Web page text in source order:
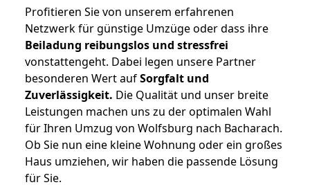
Profitieren Sie von unserem erfahrenen
Netzwerk für günstige Umzüge oder dass ihre
Beiladung reibungslos und stressfrei
vonstattengeht. Dabei legen unsere Partner
besonderen Wert aufSorgfalt und
Zuverlässigkeit. Die Qualität und unser breite
Leistungen machen uns zu der optimalen Wahl
für Ihren Umzug von Wolfsburg nach Bacharach.
Ob Sie nun eine kleine Wohnung oder ein großes
Haus umziehen, wir haben die passende Lösung
für Sie.